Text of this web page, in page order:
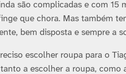
são complicadas e com
que chora. Mas também
bem disposta e sempre a
escolher roupa para o
a escolher a roupa,